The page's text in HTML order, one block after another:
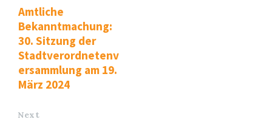
Amtliche
Bekanntmachung:
30. Sitzung der
Stadtverordnetenv
ersammlung am 19.
März 2024
Next